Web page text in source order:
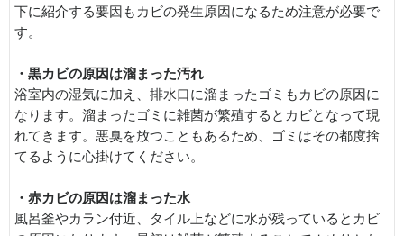
下に紹介する要因もカビの発生原因になるため注意が必要で
す。
・黒カビの原因は溜まった汚れ
浴室内の湿気に加え、排水口に溜まったゴミもカビの原因に
なります。溜まったゴミに雑菌が繁殖するとカビとなって現
れてきます。悪臭を放つこともあるため、ゴミはその都度捨
てるように心掛けてください。
・赤カビの原因は溜まった水
風呂釜やカラン付近、タイル上などに水が残っているとカビ